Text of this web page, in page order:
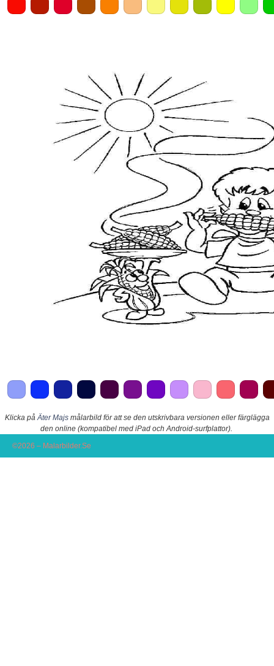
Klicka på Äter Majsmålarbild för att se den utskrivbara versionen eller färglägga
den online (kompatibel med iPad och Android-surfplattor).
©2026 – Malarbilder.Se